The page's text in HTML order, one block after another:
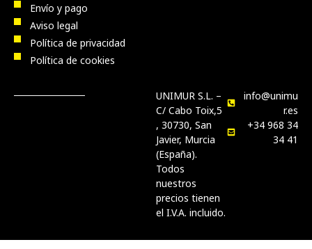
Envío y pago
Aviso legal
Política de privacidad
Política de cookies
UNIMUR S.L. –
C/ Cabo Toix,5
, 30730, San
Javier, Murcia
(España).
Todos
nuestros
precios tienen
el I.V.A. incluido.
info@unimu
r.es
+34 968 34
34 41